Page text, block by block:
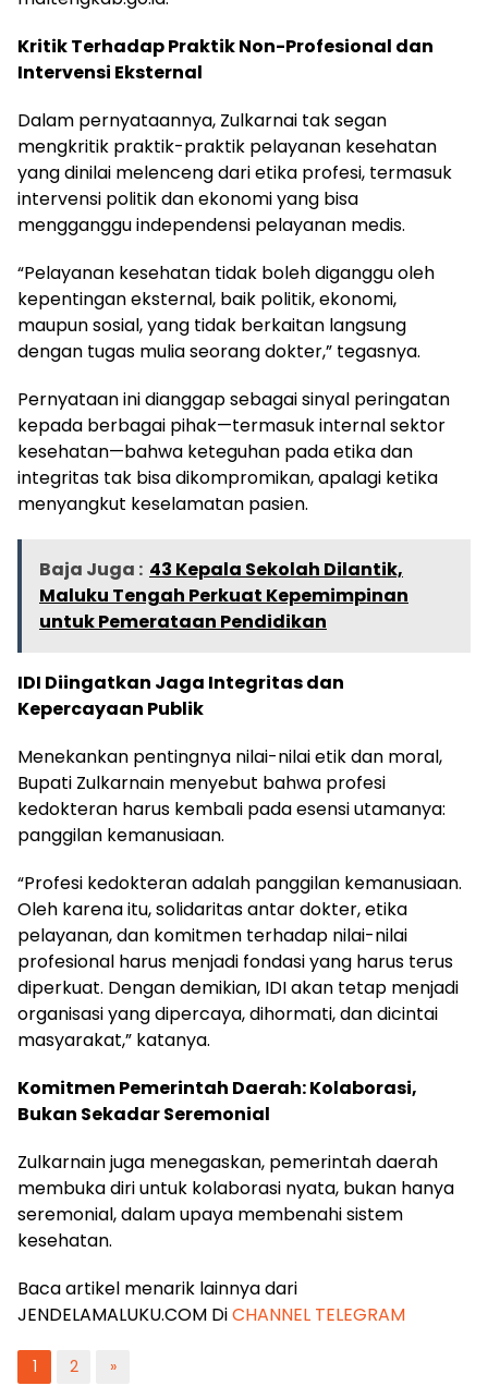
Kritik Terhadap Praktik Non-Profesional dan
Intervensi Eksternal
Dalam pernyataannya, Zulkarnai tak segan
mengkritik praktik-praktik pelayanan kesehatan
yang dinilai melenceng dari etika profesi, termasuk
intervensi politik dan ekonomi yang bisa
mengganggu independensi pelayanan medis.
“Pelayanan kesehatan tidak boleh diganggu oleh
kepentingan eksternal, baik politik, ekonomi,
maupun sosial, yang tidak berkaitan langsung
dengan tugas mulia seorang dokter,” tegasnya.
Pernyataan ini dianggap sebagai sinyal peringatan
kepada berbagai pihak—termasuk internal sektor
kesehatan—bahwa keteguhan pada etika dan
integritas tak bisa dikompromikan, apalagi ketika
menyangkut keselamatan pasien.
Baja Juga : 43 Kepala Sekolah Dilantik,
Maluku Tengah Perkuat Kepemimpinan
untuk Pemerataan Pendidikan
IDI Diingatkan Jaga Integritas dan
Kepercayaan Publik
Menekankan pentingnya nilai-nilai etik dan moral,
Bupati Zulkarnain menyebut bahwa profesi
kedokteran harus kembali pada esensi utamanya:
panggilan kemanusiaan.
“Profesi kedokteran adalah panggilan kemanusiaan.
Oleh karena itu, solidaritas antar dokter, etika
pelayanan, dan komitmen terhadap nilai-nilai
profesional harus menjadi fondasi yang harus terus
diperkuat. Dengan demikian, IDI akan tetap menjadi
organisasi yang dipercaya, dihormati, dan dicintai
masyarakat,” katanya.
Komitmen Pemerintah Daerah: Kolaborasi,
Bukan Sekadar Seremonial
Zulkarnain juga menegaskan, pemerintah daerah
membuka diri untuk kolaborasi nyata, bukan hanya
seremonial, dalam upaya membenahi sistem
kesehatan.
Baca artikel menarik lainnya dari
JENDELAMALUKU.COM DiCHANNEL TELEGRAM
1 2 »